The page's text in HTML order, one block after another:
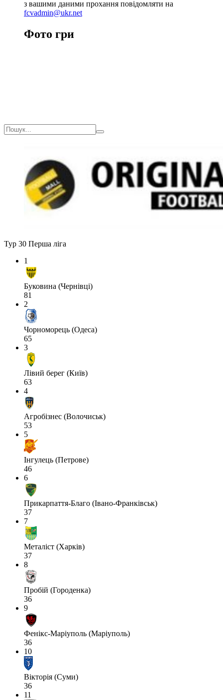
з вашими даними прохання повідомляти на
fcvadmin@ukr.net
Фото гри
Тур 30 Перша ліга
1
Буковина (Чернівці)
81
2
Чорноморець (Одеса)
65
3
Лівий берег (Київ)
63
4
Агробізнес (Волочиськ)
53
5
Інгулець (Петрове)
46
6
Прикарпаття-Благо (Івано-Франківськ)
37
7
Металіст (Харків)
37
8
Пробій (Городенка)
36
9
Фенікс-Маріуполь (Маріуполь)
36
10
Вікторія (Суми)
36
11